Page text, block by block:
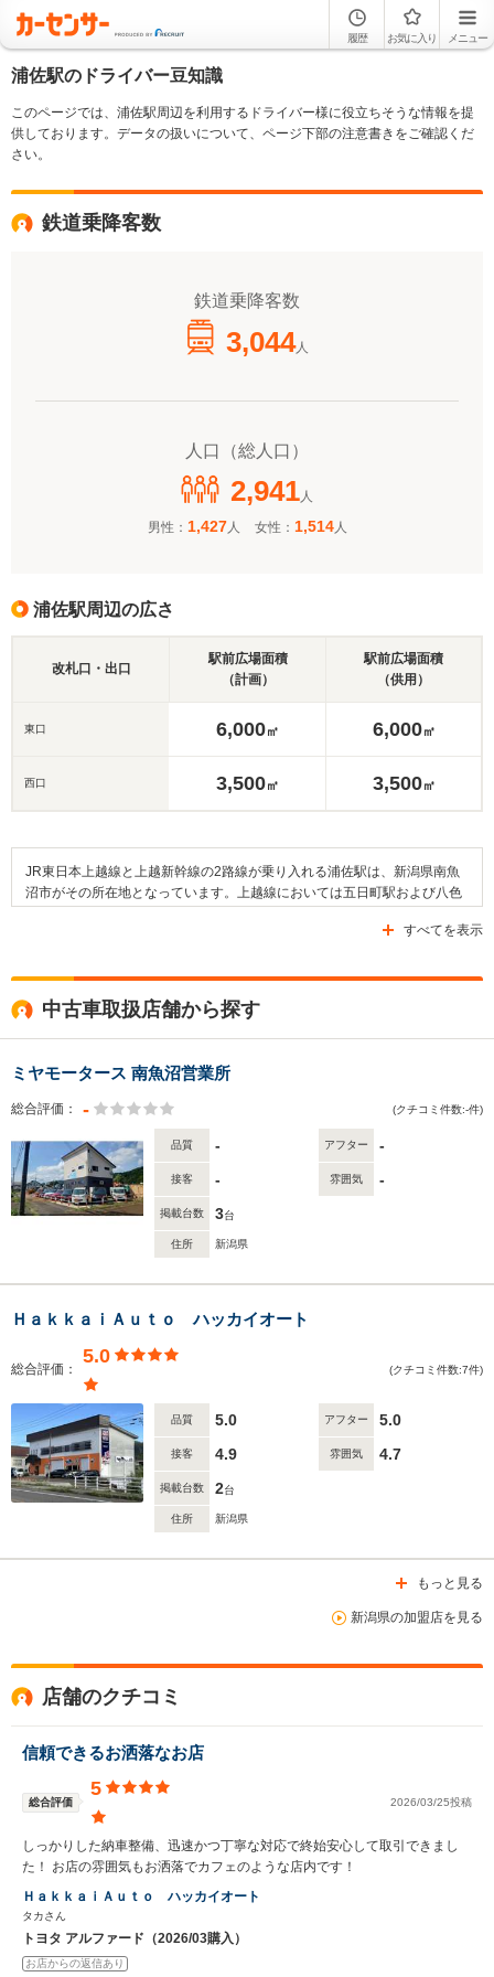
履歴 お気に入り メニュー
浦佐駅のドライバー豆知識
このページでは、浦佐駅周辺を利用するドライバー様に役立ちそうな情報を提
供しております。データの扱いについて、ページ下部の注意書きをご確認くだ
さい。
鉄道乗降客数
鉄道乗降客数
3,044人
人口（総人口）
2,941 人
男性： 1,427人 女性： 1,514人
浦佐駅周辺の広さ
改札口・出口
駅前広場面積
（計画）
駅前広場面積
（供用）
東口 6,000㎡ 6,000㎡
西口 3,500㎡ 3,500㎡
JR東日本上越線と上越新幹線の2路線が乗り入れる浦佐駅は、新潟県南魚
沼市がその所在地となっています。上越線においては五日町駅および八色
国街道・県道28号線・県道265号線などの道路が通っています。駅の東
スが運行する路線バスの利用が可能です。駅の周辺は田畑や森林地帯が広
がり、奥只見電力館や西福寺、奥只見レクリェーション都市公園（浦佐地
域）八色の森公園などが存在しています。また、国際大学や南魚沼市立大
崎小学校、南魚沼市立薮神小学校といった教育施設も近隣に設けられてい
すべてを表示
中古車取扱店舗から探す
ミヤモータース 南魚沼営業所
総合評価： - (クチコミ件数:-件)
品質 - アフター -
接客 - 雰囲気 -
掲載台数 3台
住所 新潟県
ＨａｋｋａｉＡｕｔｏ ハッカイオート
総合評価：
5.0
(クチコミ件数:7件)
品質 5.0 アフター 5.0
接客 4.9 雰囲気 4.7
掲載台数 2台
住所 新潟県
もっと見る
新潟県の加盟店を見る
店舗のクチコミ
信頼できるお洒落なお店
総合評価
5
2026/03/25投稿
しっかりした納車整備、迅速かつ丁寧な対応で終始安心して取引できまし
た！ お店の雰囲気もお洒落でカフェのような店内です！
ＨａｋｋａｉＡｕｔｏ ハッカイオート
タカさん
トヨタ アルファード（2026/03購入）
お店からの返信あり